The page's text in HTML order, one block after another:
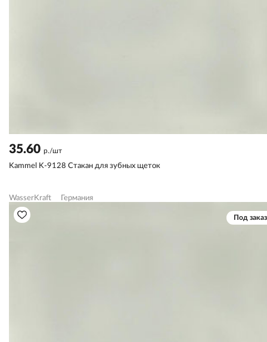
35.60 р./шт
Kammel K-9128 Стакан для зубных щеток
WasserKraft Германия
Под заказ